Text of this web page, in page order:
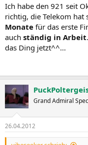
Ich habe den 921 seit
richtig, die Telekom hat
Monate für das erste
auch ständig in Arbeit
das Ding jetzt^^...
Grand Admiral
26.04.2012